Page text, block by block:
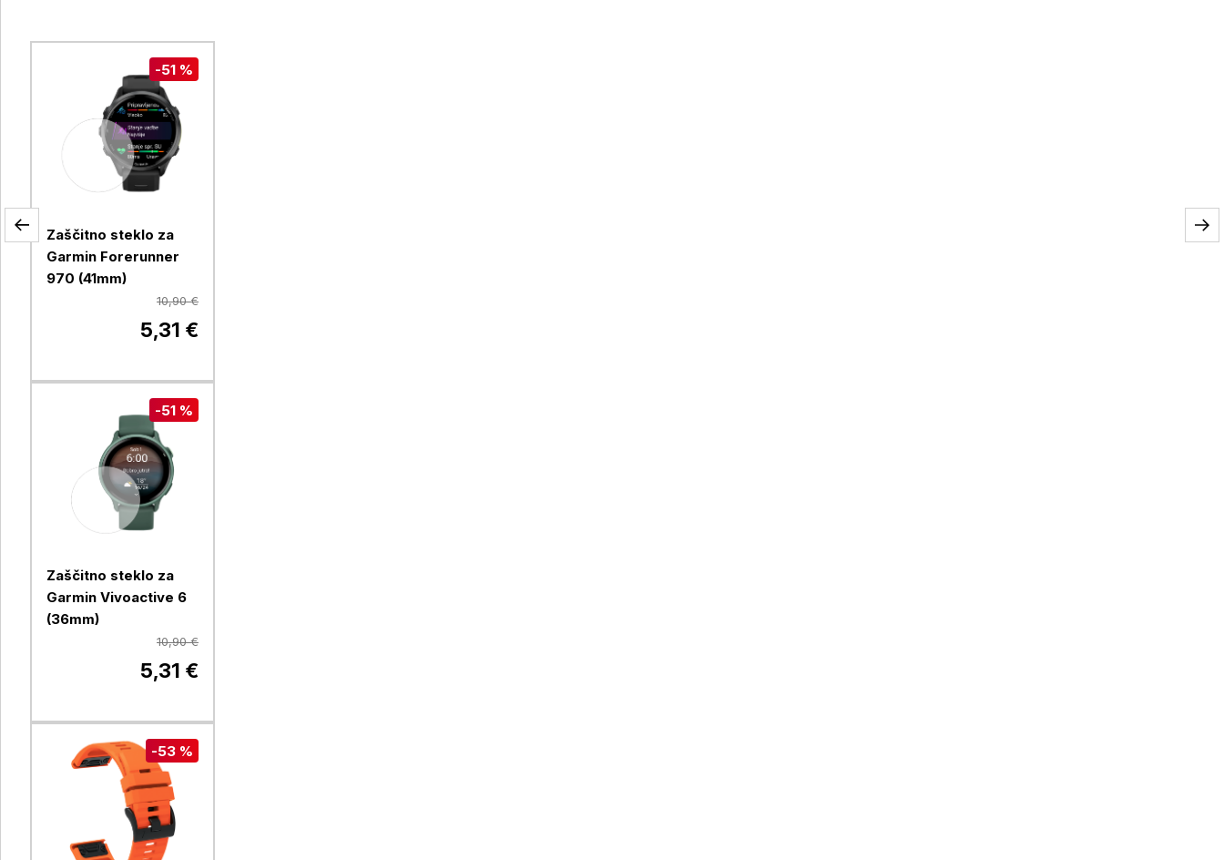
-51 %
Zaščitno steklo za
Garmin Forerunner
970 (41mm)
10,90 €
5,31 €
-51 %
Zaščitno steklo za
Garmin Vivoactive 6
(36mm)
10,90 €
5,31 €
-53 %